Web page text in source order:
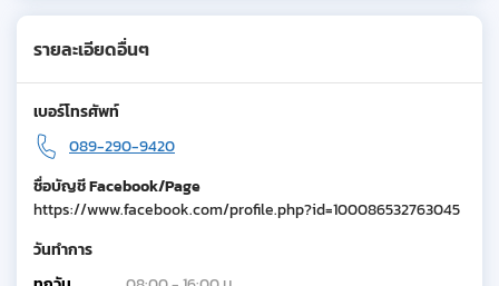
รายละเอียดอื่นๆ
เบอร์โทรศัพท์
089-290-9420
ชื่อบัญชี Facebook/Page
https://www.facebook.com/profile.php?id=100086532763045
วันทำการ